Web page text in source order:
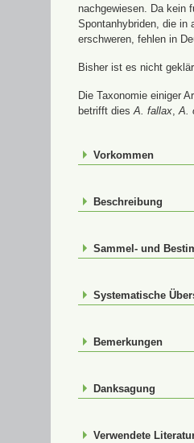
nachgewiesen. Da kein
Spontanhybriden, die in
erschweren, fehlen in
Bisher ist es nicht
Die Taxonomie einiger
betrifft diesA. fallax,A.
Vorkommen
Beschreibung
Sammel- und
Systematische
Bemerkungen
Danksagung
Verwendete